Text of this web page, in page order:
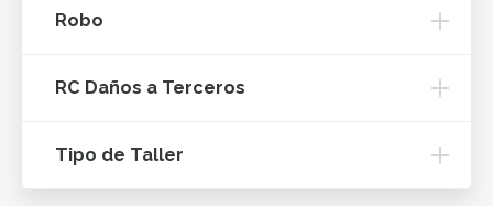
Robo
RC Daños a Terceros
Tipo de Taller